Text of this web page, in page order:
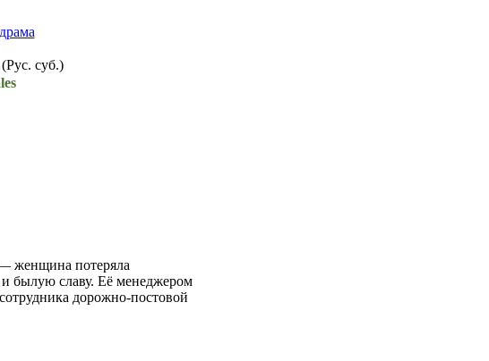
суб.)
— женщина потеряла
и былую славу. Её менеджером
дорожно-постовой